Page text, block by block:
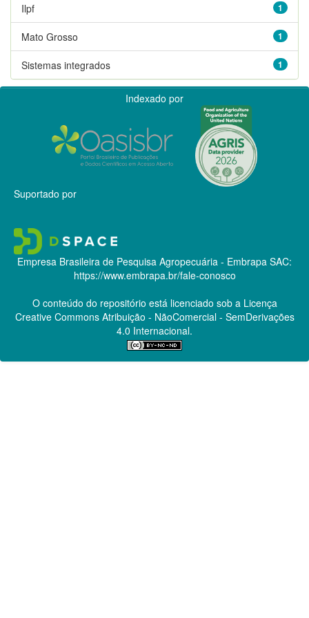
1
Ilpf
1
Mato Grosso
1
Sistemas integrados
Indexado por
Suportado por
Empresa Brasileira de Pesquisa Agropecuária - Embrapa SAC:
https://www.embrapa.br/fale-conosco
O conteúdo do repositório está licenciado sob a Licença
Creative CommonsAtribuição - NãoComercial - SemDerivações
4.0 Internacional.